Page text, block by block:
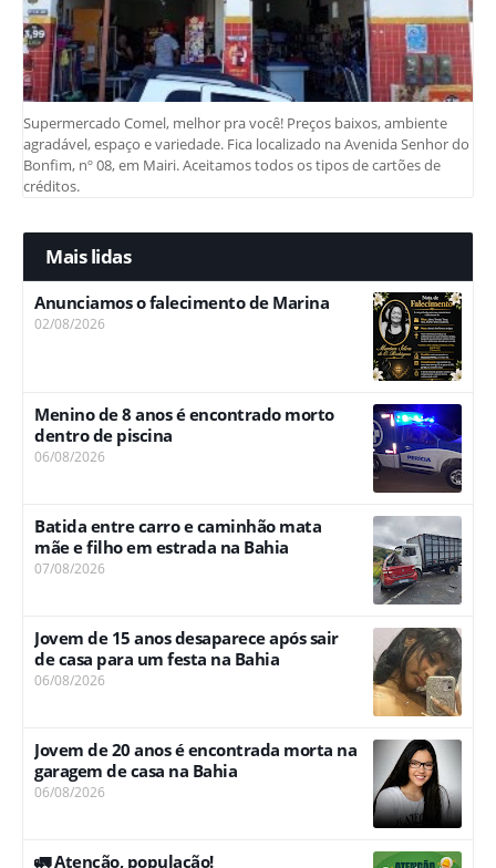
Supermercado Comel, melhor pra você! Preços baixos, ambiente
agradável, espaço e variedade. Fica localizado na Avenida Senhor do
Bonfim, nº 08, em Mairi. Aceitamos todos os tipos de cartões de
créditos.
Mais lidas
Anunciamos o falecimento de Marina
02/08/2026
Menino de 8 anos é encontrado morto
dentro de piscina
06/08/2026
Batida entre carro e caminhão mata
mãe e filho em estrada na Bahia
07/08/2026
Jovem de 15 anos desaparece após sair
de casa para um festa na Bahia
06/08/2026
Jovem de 20 anos é encontrada morta na
garagem de casa na Bahia
06/08/2026
🚛 Atenção, população!